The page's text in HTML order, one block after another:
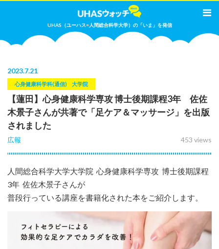
UHAS（ユーハス=人間総合科学大学）の「いま」を発信
2023.7.21
心身健康科学科(通信) 大学院
【蓮田】心身健康科学専攻 博士後期課程3年 佐佐
木景子さんが共著で「足ケア＆マッサージ」を出版
されました
453 views
広報
人間総合科学大学大学院 心身健康科学専攻 博士後期課程
3年 佐佐木景子さんが
普段行っている講座を書籍化された本をご紹介します。